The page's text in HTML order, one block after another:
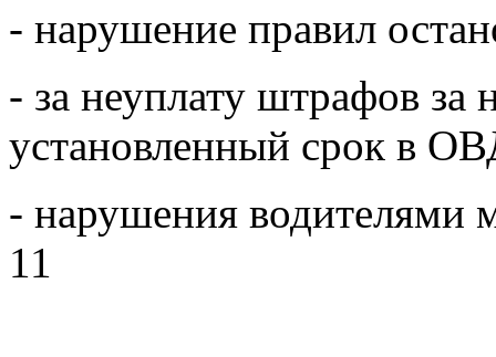
- нарушение правил
- за неуплату штрафов
установленный срок в
- нарушения водителями
11